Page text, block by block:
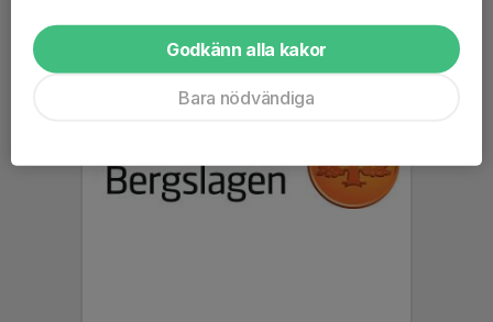
Godkänn alla kakor
Bara nödvändiga